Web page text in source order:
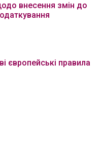
внесення змін до
європейські правила